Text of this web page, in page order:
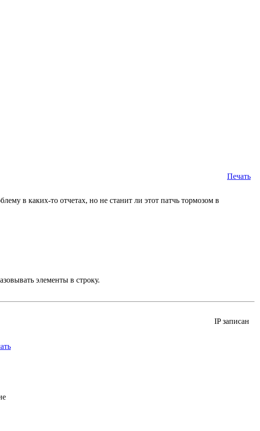
Печать
в каких-то отчетах, но не станит ли этот патчь тормозом в
элементы в строку.
IP записан